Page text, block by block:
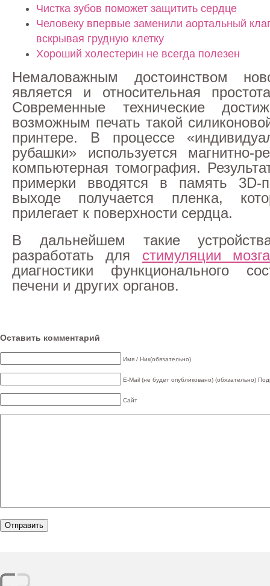
Чистка зубов поможет защитить сердце
Человеку впервые заменили аортальный
вскрывая грудную клетку
Хороший холестерин не всегда полезен
Немаловажным достоинством
является и относительная
Современные технические
возможным печать такой
принтере. В процессе
рубашки» используется магнитно-
компьютерная томография.
примерки вводятся в память 3D-
выходе получается пленка,
прилегает к поверхности сердца.
В дальнейшем такие
разработать для стимуляции мозга
диагностики функционального
печени и других органов.
Оставить комментарий
Имя / Ник(обязательно)
E-Mail (не будет опубликовано) (обязательно)
Сайт